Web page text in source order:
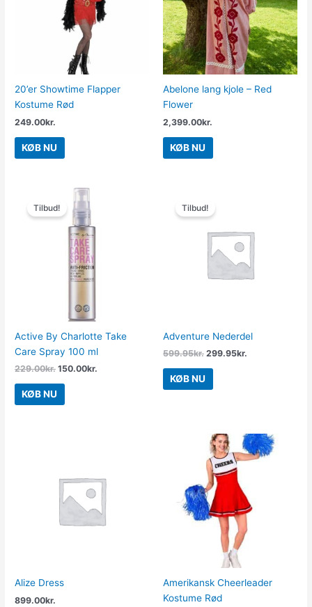
20’er Showtime Flapper
Kostume Rød
249.00kr.
KØB NU
Abelone lang kjole – Red
Flower
2,399.00kr.
KØB NU
Tilbud!
Active By Charlotte Take
Care Spray 100 ml
229.00kr.
Den
oprindelige
pris
var:
229.00kr..
150.00kr.
KØB NU
Tilbud!
Adventure Nederdel
599.95kr.
oprindelige
pris
599.95kr..
299.95kr.
299.95kr..
KØB NU
Alize Dress
899.00kr.
Amerikansk Cheerleader
Kostume Rød